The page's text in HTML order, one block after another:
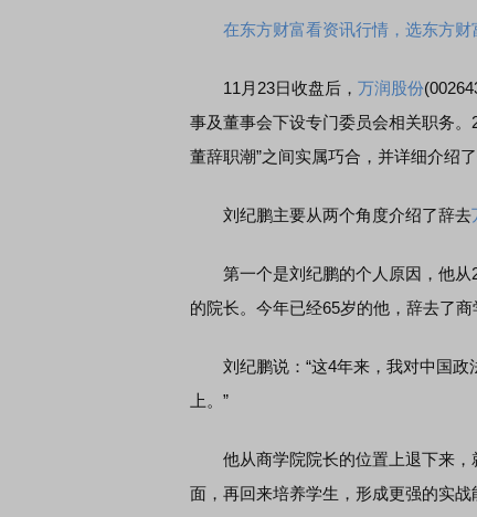
在东方财富看资讯行情，选东方
11月23日收盘后， 万润股份
事及董事会下设专门委员会相关职务
董辞职潮”之间实属巧合，并详细介绍
刘纪鹏主要从两个角度介绍了辞去
第一个是刘纪鹏的个人原因，他从
的院长。今年已经65岁的他，辞去了商
刘纪鹏说：“这4年来，我对中国政
上。”
他从商学院院长的位置上退下来，
面，再回来培养学生，形成更强的实